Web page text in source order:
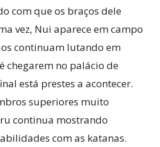
com que os braços dele
vez, Nui aparece em campo
continuam lutando em
chegarem no palácio de
está prestes a acontecer.
superiores muito
continua mostrando
com as katanas.